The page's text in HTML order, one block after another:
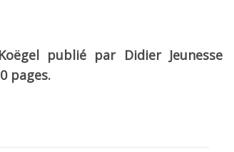
publié par Didier Jeunesse
pages.